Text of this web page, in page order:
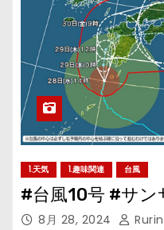
1.天気 1.趣味関連 台風
#台風10号 #サン
8月 28, 2024